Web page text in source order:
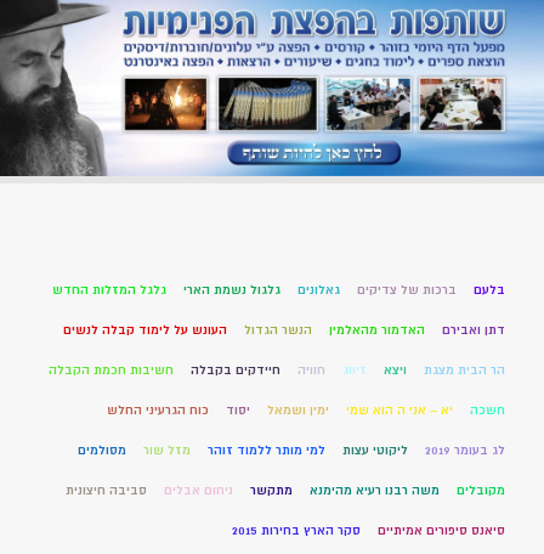
בלעם ברכות של צדיקים גאלונים גלגול נשמת הארי גלגל המזלות החדש
דתן ואבירם האדמור מהאלמין הנשר הגדול העונש על לימוד קבלה לנשים
הר הבית מצגת ויצא זיווג חוויה חיידקים בקבלה חשיבות חכמת הקבלה
חשכה יא – אני ה הוא שמי ימין ושמאל יסוד כוח הגרעיני החלש
לג בעומר 2019 ליקוטי עצות למי מותר ללמוד זוהר מזל שור מסולמים
מקובלים משה רבנו רעיא מהימנא מתקשר ניחום אבלים סביבה חיצונית
סיאנס סיפורים אמיתיים סקר הארץ בחירות 2015